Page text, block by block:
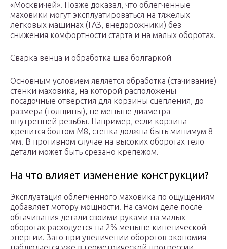
«Москвичей». Позже доказал, что облегченные
маховики могут эксплуатироваться на тяжелых
легковых машинах (ГАЗ, внедорожники) без
снижения комфортности старта и на малых оборотах.
Сварка венца и обработка шва болгаркой
Основным условием является обработка (стачивание)
стенки маховика, на которой расположены
посадочные отверстия для корзины сцепления, до
размера (толщины), не меньше диаметра
внутренней резьбы. Например, если корзина
крепится болтом М8, стенка должна быть минимум 8
мм. В противном случае на высоких оборотах тело
детали может быть срезано крепежом.
На что влияет изменение конструкции?
Эксплуатация облегченного маховика по ощущениям
добавляет мотору мощности. На самом деле после
обтачивания детали своими руками на малых
оборотах расходуется на 2% меньше кинетической
энергии. Зато при увеличении оборотов экономия